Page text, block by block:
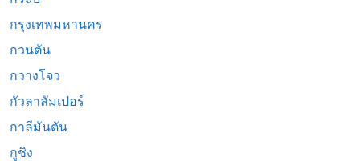
กรุงเทพมหานคร
กวนตัน
กวางโจว
กัวลาลัมเปอร์
กาลีมันตัน
กูชิง